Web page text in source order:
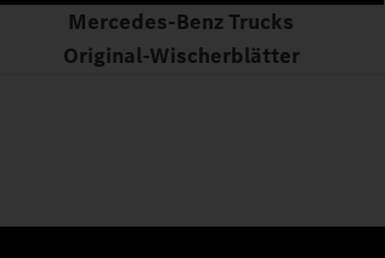
Mercedes‑Benz Trucks
Original‑Wischerblätter